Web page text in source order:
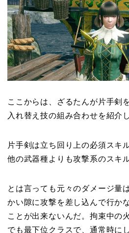
ここからは、ざるたんが片手剣
入れ替え技の組み合わせを紹介
片手剣は立ち回り上の必須スキ
他の武器種よりも攻撃系のスキ
とは言っても元々のダメージ量
かい隙に攻撃を差し込んで行か
ことが出来ないんだ。拘束中の
でも最下位クラスで、通常時に